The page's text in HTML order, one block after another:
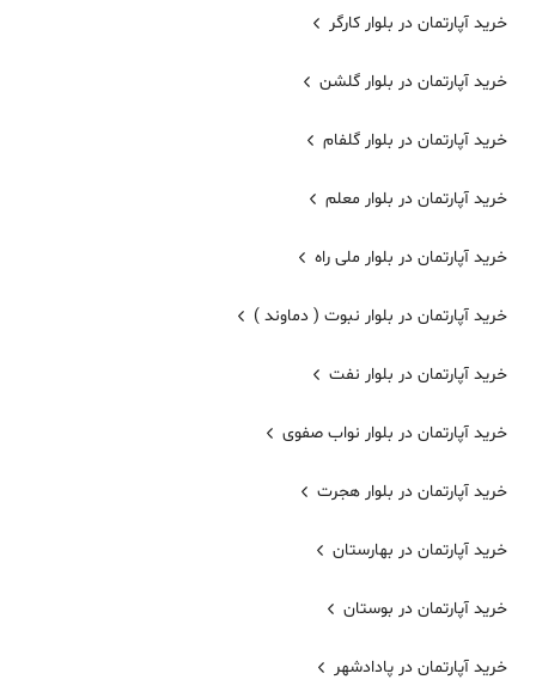
خرید آپارتمان در بلوار کارگر
خرید آپارتمان در بلوار گلشن
خرید آپارتمان در بلوار گلفام
خرید آپارتمان در بلوار معلم
خرید آپارتمان در بلوار ملی راه
خرید آپارتمان در بلوار نبوت ( دماوند )
خرید آپارتمان در بلوار نفت
خرید آپارتمان در بلوار نواب صفوی
خرید آپارتمان در بلوار هجرت
خرید آپارتمان در بهارستان
خرید آپارتمان در بوستان
خرید آپارتمان در پادادشهر